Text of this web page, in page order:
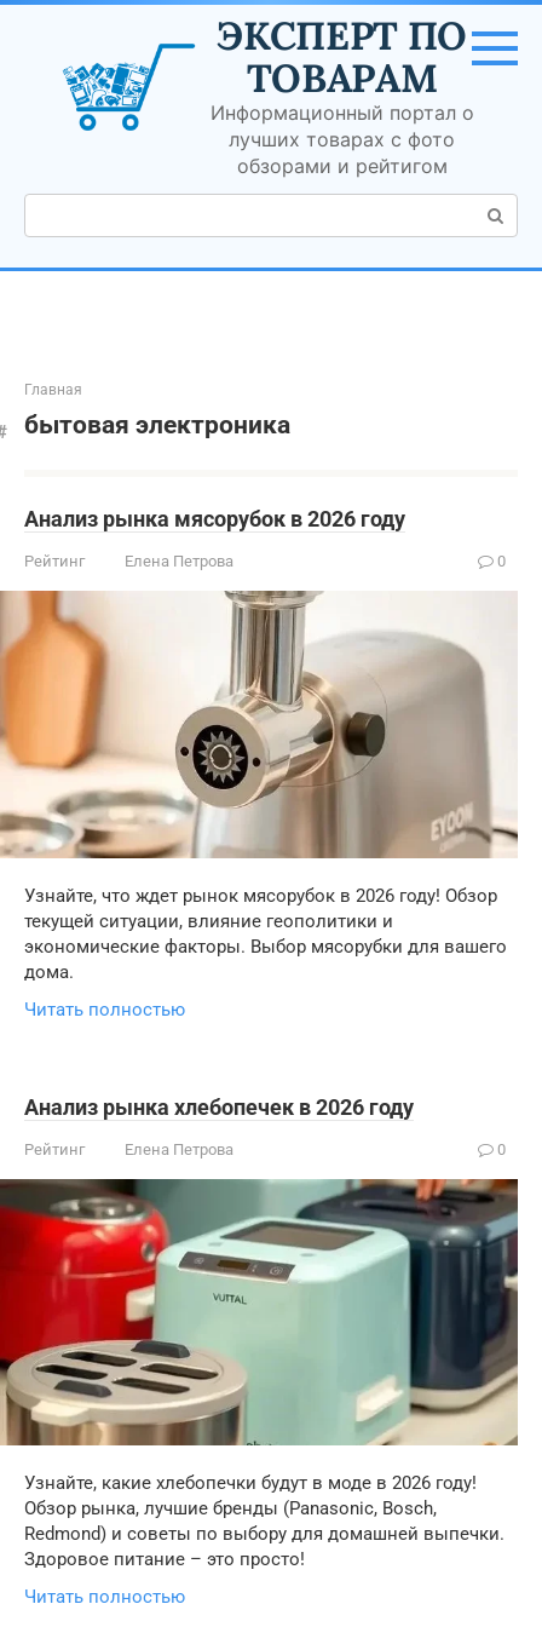
Перейти
контенту
ЭКСПЕРТ ПО
ТОВАРАМ
Информационный портал о
лучших товарах с фото
обзорами и рейтигом
Поиск:
Главная
бытовая электроника
Анализ рынка мясорубок в 2026 году
Рейтинг Елена Петрова 0
Узнайте, что ждет рынок мясорубок в 2026 году! Обзор
текущей ситуации, влияние геополитики и
экономические факторы. Выбор мясорубки для вашего
дома.
Читать полностью
Анализ рынка хлебопечек в 2026 году
Рейтинг Елена Петрова 0
Узнайте, какие хлебопечки будут в моде в 2026 году!
Обзор рынка, лучшие бренды (Panasonic, Bosch,
Redmond) и советы по выбору для домашней выпечки.
Здоровое питание – это просто!
Читать полностью